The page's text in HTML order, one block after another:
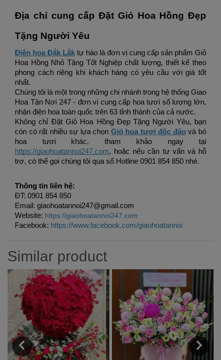
Địa chỉ cung cấp Đặt Giỏ Hoa Hồng Đẹp
Tặng Người Yêu
Điện hoa Đắk Lắk tự hào là đơn vị cung cấp sản phẩm Giỏ
Hoa Hồng Nhỏ Tặng Tốt Nghiệp chất lượng, thiết kế theo
phong cách riêng khi khách hàng có yêu cầu với giá tốt
nhất.
Chúng tôi là một trong những chi nhánh trong hệ thống Giao
Hoa Tận Nơi 247 - đơn vị cung cấp hoa tươi số lượng lớn,
nhận điện hoa toàn quốc trên 63 tỉnh thành của cả nước.
Không chỉ Đặt Giỏ Hoa Hồng Đẹp Tặng Người Yêu, bạn
còn có rất nhiều sự lựa chọn Giỏ hoa tươi độc đáo và bó
https://giaohoatannoi247.com, hoặc nếu cần tư vấn và hỗ
trợ, có thể gọi chúng tôi qua số Hotline 0901 854 850 nhé.
Thông tin liên hệ:
ĐT: 0901 854 850
Email: giaohoatannoi247@gmail.com
Website: https://giaohoatannoi247.com
Facebook: https://www.facebook.com/giaohoatannoi
Similar product